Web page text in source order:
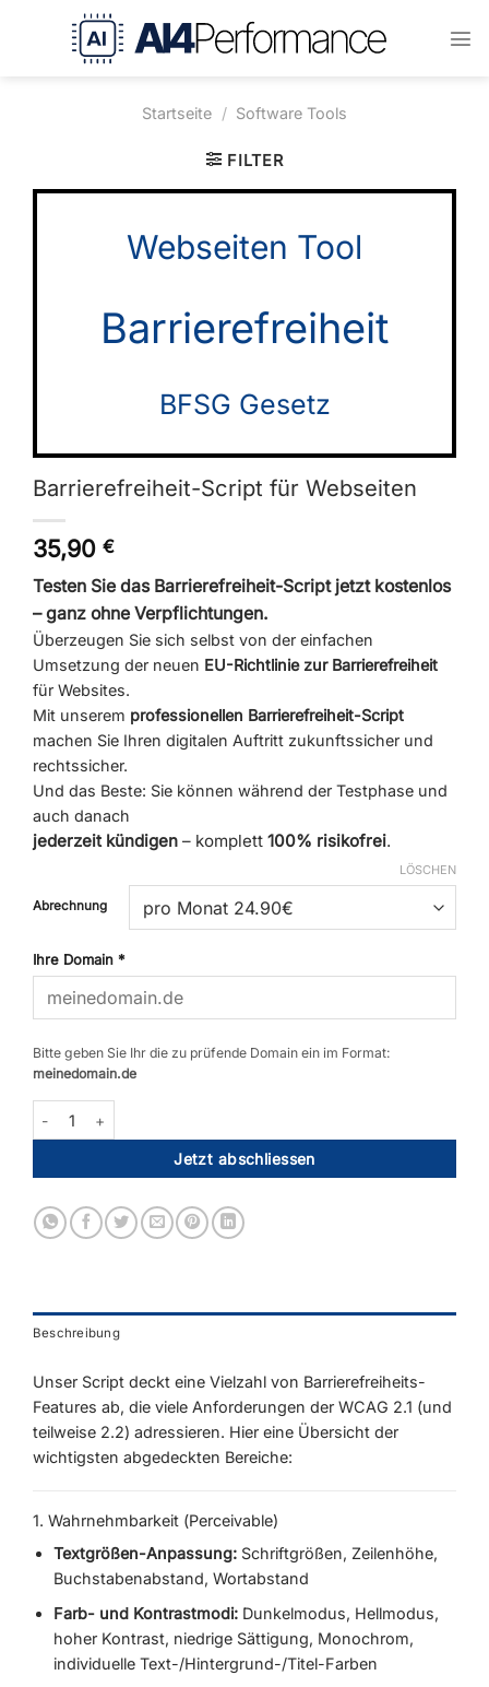
Startseite / Software Tools
FILTER
Webseiten Tool
Barrierefreiheit
BFSG Gesetz
Barrierefreiheit-Script für Webseiten
35,90 €
Testen Sie das Barrierefreiheit-Script jetzt kostenlos
– ganz ohne Verpflichtungen.
Überzeugen Sie sich selbst von der einfachen
Umsetzung der neuen EU-Richtlinie zur Barrierefreiheit
für Websites.
Mit unserem professionellen Barrierefreiheit-Script
machen Sie Ihren digitalen Auftritt zukunftssicher und
rechtssicher.
Und das Beste: Sie können während der Testphase und
auch danach
jederzeit kündigen – komplett 100% risikofrei.
Abrechnung
LÖSCHEN
Ihre Domain *
Bitte geben Sie Ihr die zu prüfende Domain ein im Format:
meinedomain.de
Jetzt abschliessen
Beschreibung
Unser Script deckt eine Vielzahl von Barrierefreiheits-
Features ab, die viele Anforderungen der WCAG 2.1 (und
teilweise 2.2) adressieren. Hier eine Übersicht der
wichtigsten abgedeckten Bereiche:
1. Wahrnehmbarkeit (Perceivable)
Textgrößen-Anpassung:Schriftgrößen, Zeilenhöhe,
Buchstabenabstand, Wortabstand
Farb- und Kontrastmodi:Dunkelmodus, Hellmodus,
hoher Kontrast, niedrige Sättigung, Monochrom,
individuelle Text-/Hintergrund-/Titel-Farben